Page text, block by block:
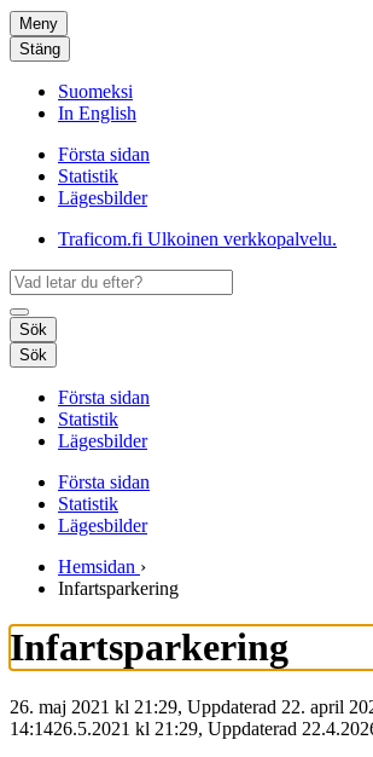
Meny
Stäng
Suomeksi
In English
Första sidan
Statistik
Lägesbilder
Traficom.fi Ulkoinen verkkopalvelu.
Sök
Sök
Första sidan
Statistik
Lägesbilder
Första sidan
Statistik
Lägesbilder
Hemsidan ›
Infartsparkering
Infartsparkering
26. maj 2021 kl 21:29, Uppdaterad 22. april
14:1426.5.2021 kl 21:29, Uppdaterad